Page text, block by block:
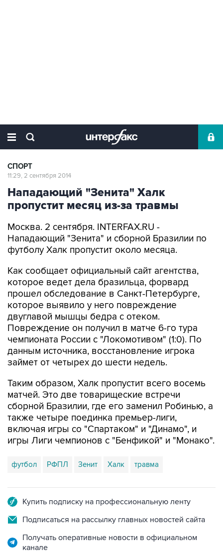
СПОРТ
11:29, 2 сентября 2014
Нападающий "Зенита" Халк
пропустит месяц из-за травмы
Москва. 2 сентября. INTERFAX.RU -
Нападающий "Зенита" и сборной Бразилии по
футболу Халк пропустит около месяца.
Как сообщает официальный сайт агентства,
которое ведет дела бразильца, форвард
прошел обследование в Санкт-Петербурге,
которое выявило у него повреждение
двуглавой мышцы бедра с отеком.
Повреждение он получил в матче 6-го тура
чемпионата России с "Локомотивом" (1:0). По
данным источника, восстановление игрока
займет от четырех до шести недель.
Таким образом, Халк пропустит всего восемь
матчей. Это две товарищеские встречи
сборной Бразилии, где его заменил Робинью, а
также четыре поединка премьер-лиги,
включая игры со "Спартаком" и "Динамо", и
игры Лиги чемпионов с "Бенфикой" и "Монако".
футбол РФПЛ Зенит Халк травма
Купить подписку на профессиональную ленту
Подписаться на рассылку главных новостей сайта
Получать оперативные новости в официальном
канале